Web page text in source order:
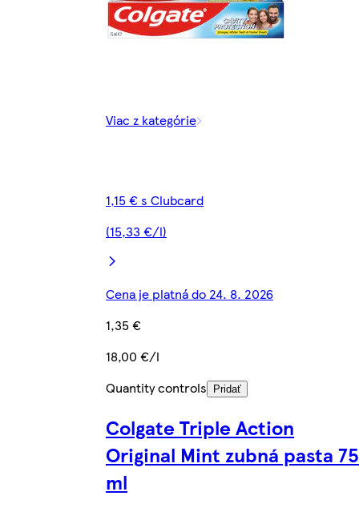
Viac z kategórie
1,15 € s Clubcard
(15,33 €/l)
Cena je platná do 24. 8. 2026
1,35 €
18,00 €/l
Quantity controls
Pridať
Colgate Triple Action
Original Mint zubná pasta 75
ml